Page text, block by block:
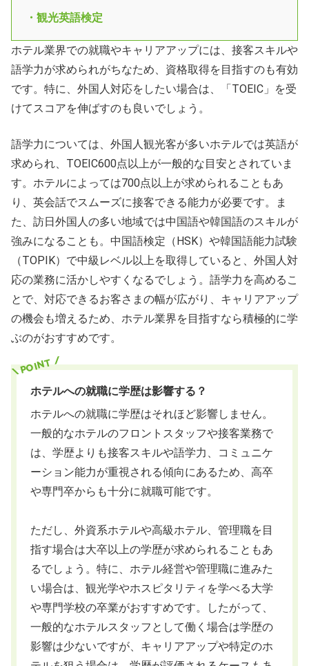
・観光英語検定
ホテル業界での就職やキャリアアップには、接客スキルや
語学力が求められがちなため、資格取得を目指すのも有効
です。特に、外国人対応をしたい場合は、「TOEIC」を受
けてスコアを伸ばすのも良いでしょう。
語学力については、外国人観光客が多いホテルでは英語が
求められ、TOEIC600点以上が一般的な目安とされていま
す。ホテルによっては700点以上が求められることもあ
り、英会話でスムーズに接客できる能力が必要です。ま
た、訪日外国人の多い地域では中国語や韓国語のスキルが
強みになることも。中国語検定（HSK）や韓国語能力試験
（TOPIK）で中級レベル以上を取得していると、外国人対
応の業務に活かしやすくなるでしょう。語学力を高めるこ
とで、対応できるお客さまの幅が広がり、キャリアアップ
の機会も増えるため、ホテル業界を目指すなら積極的に学
ぶのがおすすめです。
ホテルへの就職に学歴は影響する？
ホテルへの就職に学歴はそれほど影響しません。
一般的なホテルのフロントスタッフや接客業務で
は、学歴よりも接客スキルや語学力、コミュニケ
ーション能力が重視される傾向にあるため、高卒
や専門卒からも十分に就職可能です。
ただし、外資系ホテルや高級ホテル、管理職を目
指す場合は大卒以上の学歴が求められることもあ
るでしょう。特に、ホテル経営や管理職に進みた
い場合は、観光学やホスピタリティを学べる大学
や専門学校の卒業がおすすめです。したがって、
一般的なホテルスタッフとして働く場合は学歴の
影響は少ないですが、キャリアアップや特定のホ